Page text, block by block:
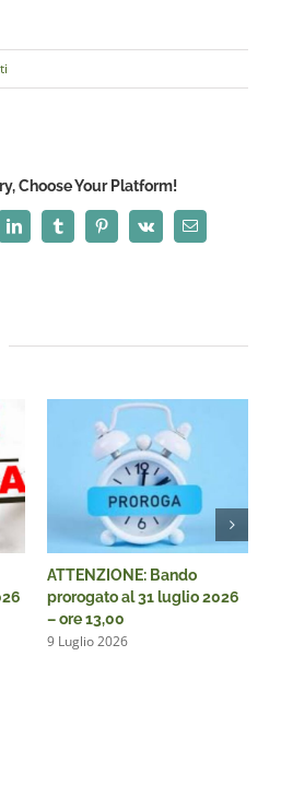
Choose Your Platform!
LinkedInTumblrPinterest
Vk Email
ATTENZIONE: Bando
prorogato al 31 luglio 2026
– ore 13,00
9 Luglio 2026